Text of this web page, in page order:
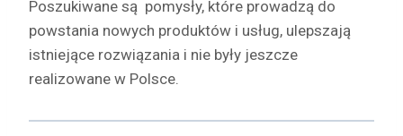
Poszukiwane są pomysły, które prowadzą do
powstania nowych produktów i usług, ulepszają
istniejące rozwiązania i nie były jeszcze
realizowane w Polsce.